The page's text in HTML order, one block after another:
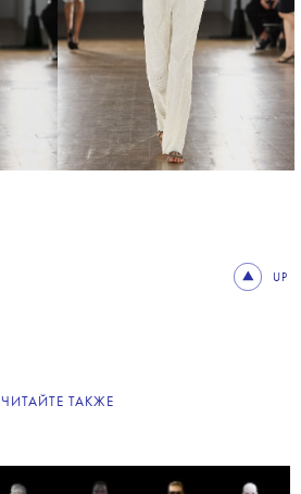
UP
ЧИТАЙТЕ ТАКЖЕ